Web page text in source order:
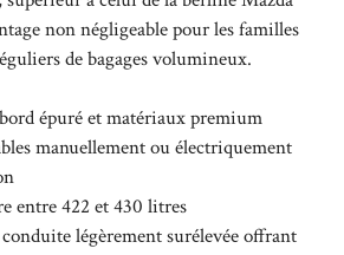
non négligeable pour les familles
de bagages volumineux.
épuré et matériaux premium
manuellement ou électriquement
entre 422 et 430 litres
légèrement surélevée offrant